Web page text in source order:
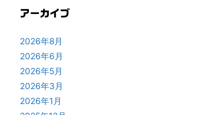
アーカイブ
2026年8月
2026年6月
2026年5月
2026年3月
2026年1月